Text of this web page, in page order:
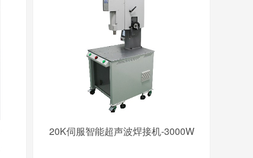
20K伺服智能超声波焊接机-3000W